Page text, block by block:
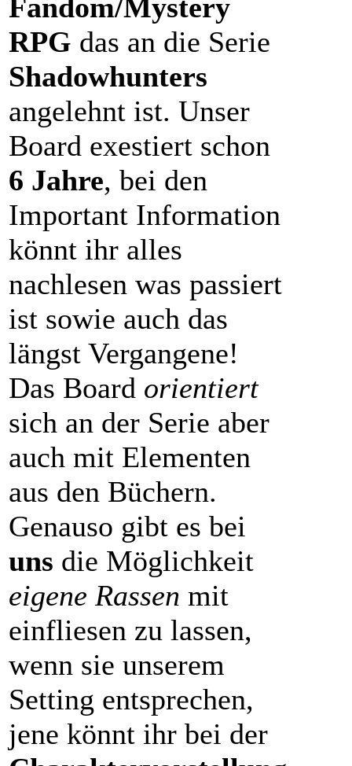
Fandom/Mystery
RPG das an die Serie
Shadowhunters
angelehnt ist. Unser
Board exestiert schon
6 Jahre, bei den
Important Information
könnt ihr alles
nachlesen was passiert
ist sowie auch das
längst Vergangene!
Das Board orientiert
sich an der Serie aber
auch mit Elementen
aus den Büchern.
Genauso gibt es bei
uns die Möglichkeit
eigene Rassen mit
einfliesen zu lassen,
wenn sie unserem
Setting entsprechen,
jene könnt ihr bei der